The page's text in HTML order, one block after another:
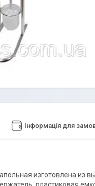
Інформація для
изготовлена из